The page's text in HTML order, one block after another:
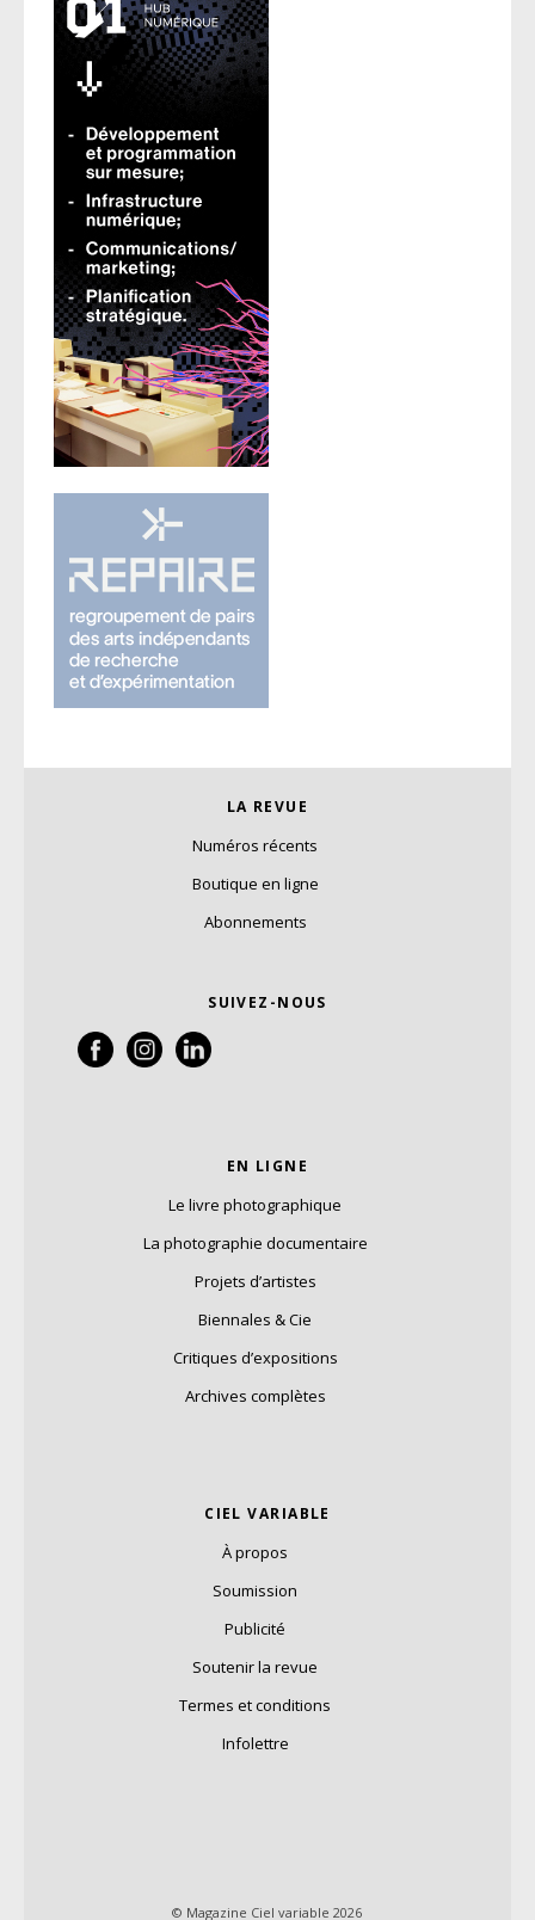
LA REVUE
Numéros récents
Boutique en ligne
Abonnements
SUIVEZ-NOUS
EN LIGNE
Le livre photographique
La photographie documentaire
Projets d’artistes
Biennales & Cie
Critiques d’expositions
Archives complètes
CIEL VARIABLE
À propos
Soumission
Publicité
Soutenir la revue
Termes et conditions
Infolettre
© Magazine Ciel variable 2026